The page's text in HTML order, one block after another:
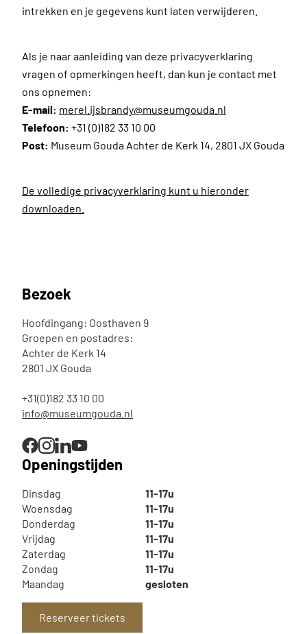
intrekken en je gegevens kunt laten verwijderen.
Als je naar aanleiding van deze privacyverklaring
vragen of opmerkingen heeft, dan kun je contact met
ons opnemen:
E-mail: merel.ijsbrandy@museumgouda.nl
Telefoon: +31 (0)182 33 10 00
Post: Museum Gouda Achter de Kerk 14, 2801 JX Gouda
De volledige privacyverklaring kunt u hieronder
downloaden.
Bezoek
Hoofdingang: Oosthaven 9
Groepen en postadres:
Achter de Kerk 14
2801 JX Gouda
+31(0)182 33 10 00
info@museumgouda.nl
Openingstijden
Dinsdag
11-17u
Woensdag
11-17u
Donderdag
11-17u
Vrijdag
11-17u
Zaterdag
11-17u
Zondag
11-17u
Maandag
gesloten
Reserveer tickets